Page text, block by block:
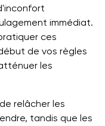
immédiat.
ces
de vos règles
les
relâcher les
tandis que les